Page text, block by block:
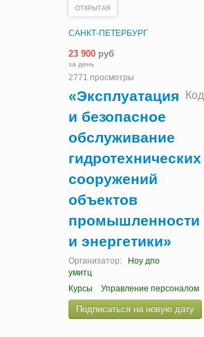
ОТКРЫТАЯ
САНКТ-ПЕТЕРБУРГ
23 900 руб
за день
2771 просмотры
Код
«Эксплуатация
и безопасное
обслуживание
гидротехнических
сооружений
объектов
промышленности
и энергетики»
Организатор:
Ноу дпо
умитц
Курсы
Управление персоналом
Подписаться на новую дату